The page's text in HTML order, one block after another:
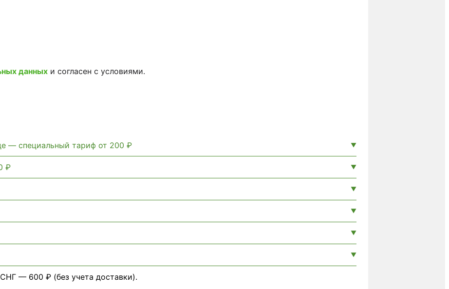
данных и согласен с условиями.
— специальный тариф от 200 ₽
₽
— 600 ₽ (без учета доставки).